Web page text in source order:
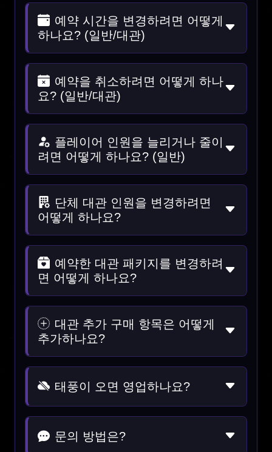
예약 시간을 변경하려면 어떻게
하나요? (일반/대관)
예약을 취소하려면 어떻게 하나
요? (일반/대관)
플레이어 인원을 늘리거나 줄이
려면 어떻게 하나요? (일반)
단체 대관 인원을 변경하려면
어떻게 하나요?
예약한 대관 패키지를 변경하려
면 어떻게 하나요?
대관 추가 구매 항목은 어떻게
추가하나요?
태풍이 오면 영업하나요?
문의 방법은?